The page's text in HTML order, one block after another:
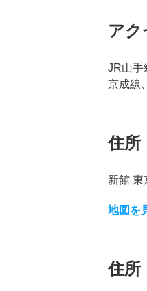
アク
JR山手
京成線
住所
新館 東
地図を
住所